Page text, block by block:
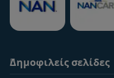
Δημοφιλείς σελίδες